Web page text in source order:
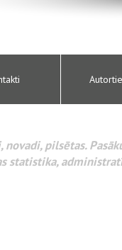
pilsētas.
statistika,